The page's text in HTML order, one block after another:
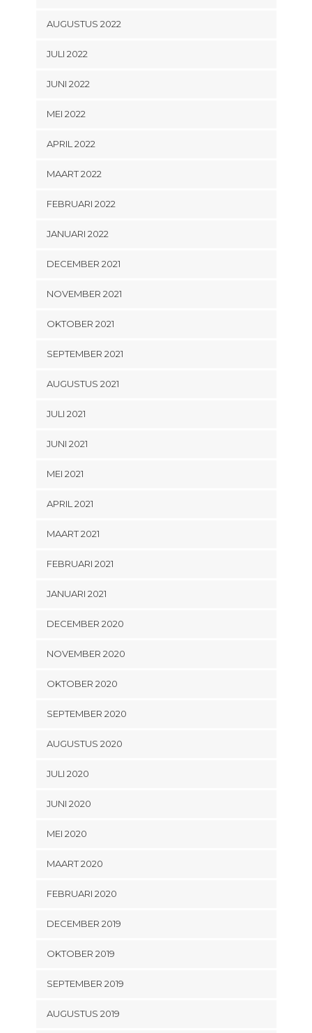
AUGUSTUS 2022
JULI 2022
JUNI 2022
MEI 2022
APRIL 2022
MAART 2022
FEBRUARI 2022
JANUARI 2022
DECEMBER 2021
NOVEMBER 2021
OKTOBER 2021
SEPTEMBER 2021
AUGUSTUS 2021
JULI 2021
JUNI 2021
MEI 2021
APRIL 2021
MAART 2021
FEBRUARI 2021
JANUARI 2021
DECEMBER 2020
NOVEMBER 2020
OKTOBER 2020
SEPTEMBER 2020
AUGUSTUS 2020
JULI 2020
JUNI 2020
MEI 2020
MAART 2020
FEBRUARI 2020
DECEMBER 2019
OKTOBER 2019
SEPTEMBER 2019
AUGUSTUS 2019